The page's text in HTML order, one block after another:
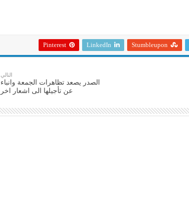
Stumbleupon
LinkedIn
Pinterest
التالي
الصدر يصعد تظاهرات الجمعة وانباء
عن تأجيلها الى اشعار اخر